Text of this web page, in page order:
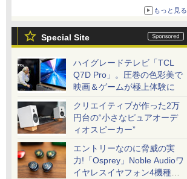
もっと見る
Special Site
ハイグレードテレビ「TCL
Q7D Pro」。圧巻の色彩美で
映画＆ゲームが極上体験に
クリエイティブが作った2万
円台の“小さなピュアオーデ
ィオスピーカー”
エントリーなのに脅威の実
力!「Osprey」Noble Audioワ
イヤレスイヤフォン4機種を